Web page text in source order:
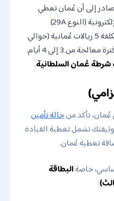
إلى أن عُمان تعطي
الأولوية الآن للتأشيرات الإلكترونية (النوع 29A)
للمقيمين في الإمارات، بتكلفة 5 ريالات عُمانية (حوالي
47.5 درهماً إماراتياً) مع فترة معالجة من 3 إلى 4 أيام.
شرطة عُمان السلطانية.
عُمان، تأكد منحالة تأمين
تشمل تغطية القيادة
تغطية عُمان.
خاصةالبطاقة
: